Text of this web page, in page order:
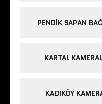
PENDIK SAPAN
KARTAL
KADIKÖY